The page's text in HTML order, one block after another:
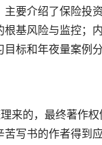
要介绍了保险投资
基风险与监控；
标和年夜量案例分
来的，最终著作
写书的作者得到